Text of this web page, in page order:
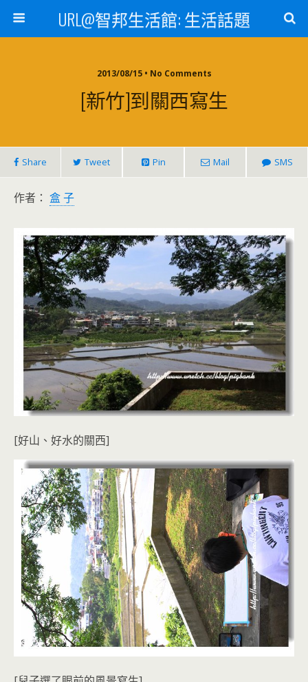
URL@智邦生活館: 生活話題
2013/08/15 • No Comments
[新竹]到關西寫生
Share Tweet Pin Mail SMS
作者： 盒 子
[好山、好水的關西]